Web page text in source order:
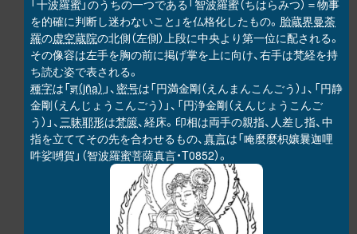
「十波羅蜜」のうちの一つである「智波羅蜜（ちはらみつ）＝物事
を的確に判断し迷わないこと」を仏格化したもの。 胎蔵界曼荼
羅の虚空蔵院の北側（左側）上段に中央より第一位に配される。
その像容は左手を胸の前に掲げ掌を上に向け、右手は梵経を持
ち読む姿で表される。
種字は「ज्ञ（jña） 」、 密号は「円満金剛（えんまんこんごう）」、「円静
金剛（えんじょうこんごう）」、「円浄金剛（えんじょうこんご
う）」、三昧耶形は梵篋、経床。印相は両手の親指、人差し指、中
指を立ててその先を合わせるもの、真言は「唵麼麼枳孃曩迦哩
吽娑嚩賀」（智波羅蜜菩薩真言・T0852）。